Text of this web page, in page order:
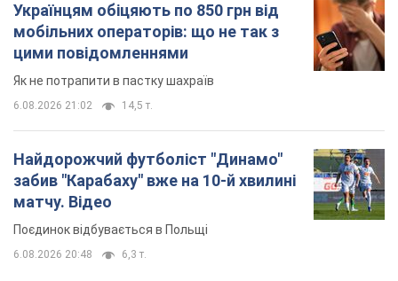
Українцям обіцяють по 850 грн від
мобільних операторів: що не так з
цими повідомленнями
Як не потрапити в пастку шахраїв
6.08.2026 21:02 14,5 т.
Найдорожчий футболіст "Динамо"
забив "Карабаху" вже на 10-й хвилині
матчу. Відео
Поєдинок відбувається в Польщі
6.08.2026 20:48 6,3 т.